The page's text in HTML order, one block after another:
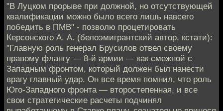
"В Луцком прорыве при должной, но отсутствующей
квалификации можно было всего лишь навсего
победить в ПМВ" - позволю процетировать
Керсонского А. А. (белоэмигрантский автор, кстати):
"Главную роль генерал Брусилов отвел своему
правому флангу — 8-й армии — как смежной с
Западным фронтом, который должен был нанести
врагу главный удар. Он все время помнил, что роль
Юго-Западного фронта — второстепенная, и все
свои стратегические расчеты подчинял